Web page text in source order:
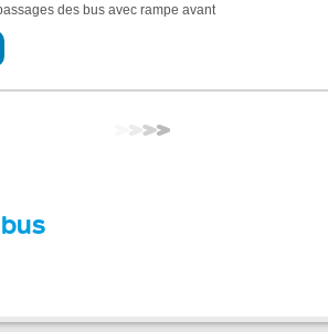
des bus avec rampe avant